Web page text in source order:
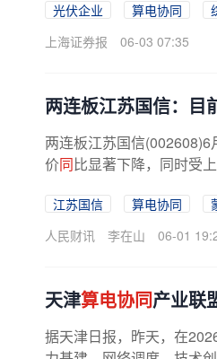
光伏企业 算电协同
上海证券报
06-03 07:35
两连板江苏国信：目
两连板江苏国信
价同比显著下降，同时受
江苏国信 算电协同
人民财讯
李在山 06-01
天津算电协同产业联
据天津日报，昨天，在